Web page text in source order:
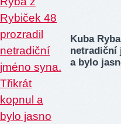
Kuba
netradiční
a bylo